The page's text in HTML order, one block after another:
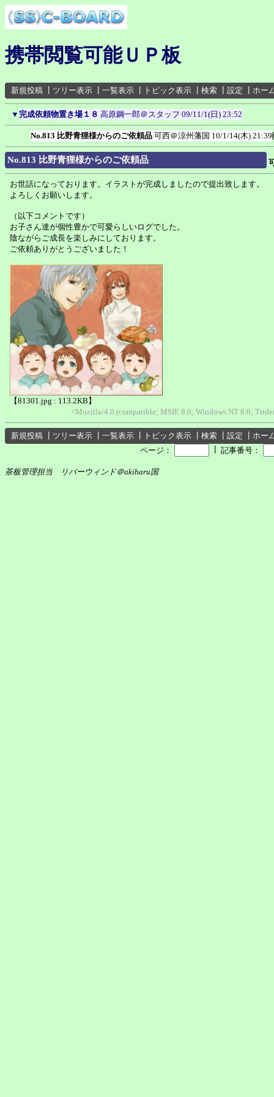
携帯閲覧可能ＵＰ板
新規投稿 ツリー表示 一覧表示 トピック表示 検索 設定 ホー
▼ 完成依頼物置き場１８ 高原鋼一郎＠スタッフ 09/11/1(日) 23:52
No.813 比野青狸様からのご依頼品 可西＠涼州藩国 10/1/14(木) 21:39
No.813 比野青狸様からのご依頼品
お世話になっております。イラストが完成しましたので提出致します。
よろしくお願いします。
（以下コメントです）
お子さん達が個性豊かで可愛らしいログでした。
陰ながらご成長を楽しみにしております。
ご依頼ありがとうございました！
【81301.jpg : 113.2KB】
<Mozilla/4.0 (compatible; MSIE 8.0; Windows NT 6.0;
新規投稿 ツリー表示 一覧表示 トピック表示 検索 設定
ホー
ページ：
記事番号：
茶板管理担当 リバーウィンド＠akiharu国